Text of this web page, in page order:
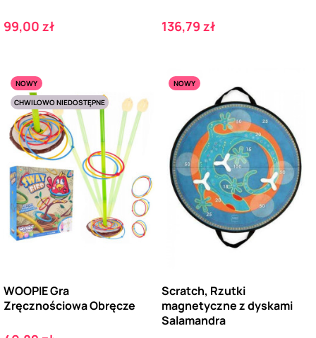
Cena
99,00 zł Cena
136,79 zł
NOWY
CHWILOWO NIEDOSTĘPNE
WOOPIE Gra
Zręcznościowa Obręcze
NOWY
Scratch, Rzutki
magnetyczne z dyskami
Salamandra